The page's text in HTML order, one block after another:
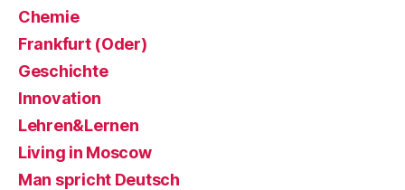
Chemie
Frankfurt (Oder)
Geschichte
Innovation
Lehren&Lernen
Living in Moscow
Man spricht Deutsch